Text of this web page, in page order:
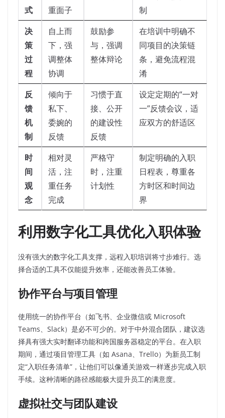
式
重面子
制
决
策
过
程
自上而
下，强
调整体
协调
鼓励参
与，强调
整体辩论
在培训中明确不
同项目的决策链
条，避免流程混
淆
反
馈
机
制
倾向于
私下、
委婉的
反馈
习惯于直
接、公开
的建设性
反馈
设定定期的“一对
一”反馈会议，适
应双方的舒适区
时
间
观
念
相对灵
活，注
重任务
完成
严格守
时，注重
计划性
制定明确的入职
日程表，尊重各
方时区和时间边
界
利用数字化工具优化入职体验
没有强大的数字化工具支撑，远程入职培训将寸步难行。选
择合适的工具不仅能提升效率，还能改善员工体验。
协作平台与项目管理
使用统一的协作平台（如飞书、企业微信或 Microsoft
Teams、Slack）是必不可少的。对于中外混合团队，建议选
择具有强大实时翻译功能和跨国服务器稳定的平台。在入职
期间，通过项目管理工具（如 Asana、Trello）为新员工制
定“入职任务清单”，让他们可以像通关游戏一样逐步完成入职
手续。这种清晰的路径感能极大提升员工的满意度。
虚拟社交与团队建设